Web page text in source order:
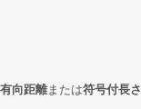
→
有向距離または符号付長さ